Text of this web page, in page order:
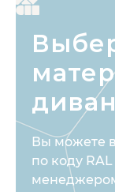
Вы можете
по коду